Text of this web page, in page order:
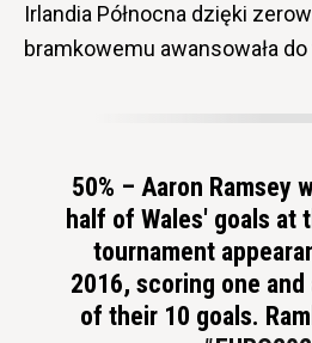
Irlandia Północna dzięki
bramkowemu awansowała
50% – Aaron Ramsey
half of Wales' goals at
tournament
2016, scoring one
of their 10 goals.